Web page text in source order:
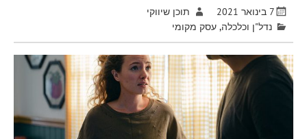
7 בינואר 2021
תוכן שיווקי
נדל"ן וכלכלה,עסק מקומי